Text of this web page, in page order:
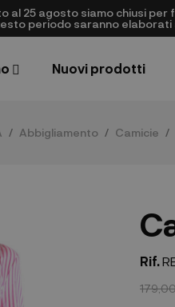
al 25 agosto siamo chiusi per
periodo saranno elaborati
Nuovi prodotti
Abbigliamento Camicie
Rif.